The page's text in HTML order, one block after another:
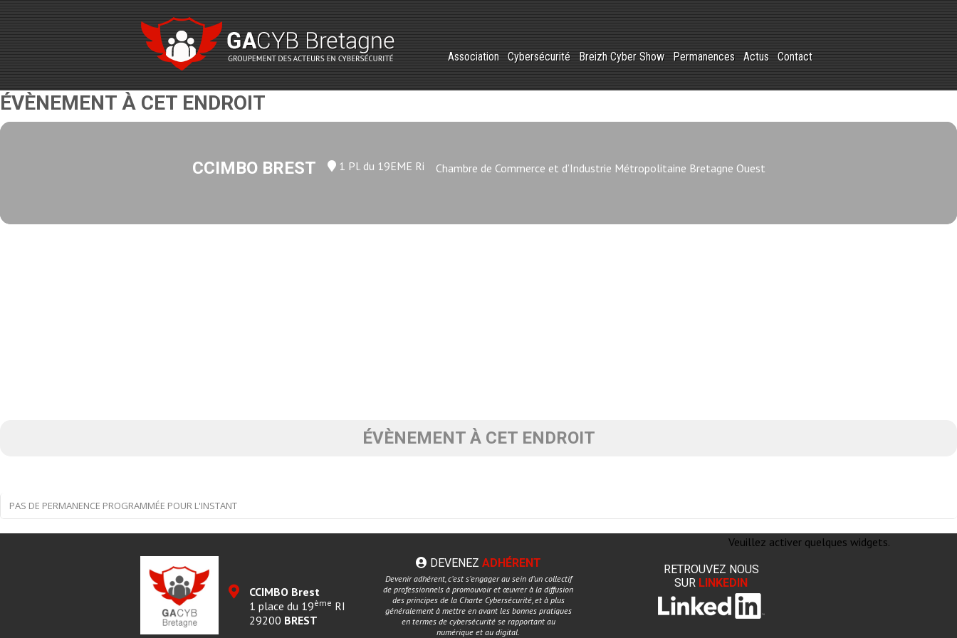
Association Cybersécurité Breizh Cyber Show Permanences Actus Contact
ÉVÈNEMENT À CET ENDROIT
CCIMBO BREST 1 Pl. du 19EME Ri Chambre de Commerce et d’Industrie Métropolitaine Bretagne Ouest
ÉVÈNEMENT À CET ENDROIT
PAS DE PERMANENCE PROGRAMMÉE POUR L'INSTANT
Veuillez activer quelques widgets.
CCIMBO Brest
1 place du 19ème RI
29200 BREST
DEVENEZ ADHÉRENT
Devenir adhérent, c’est s’engager au sein d’un collectif
de professionnels à promouvoir et œuvrer à la diffusion
des principes de la Charte Cybersécurité, et à plus
généralement à mettre en avant les bonnes pratiques
en termes de cybersécurité se rapportant au
numérique et au digital.
RETROUVEZ NOUS
SUR LINKEDIN